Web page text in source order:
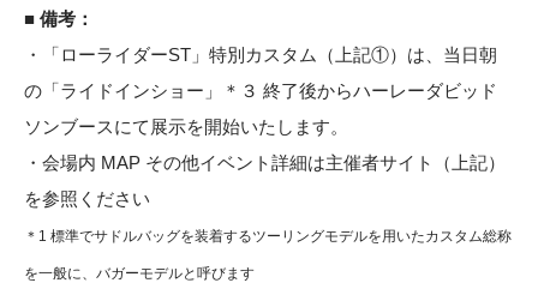
■ 備考：
・「ローライダーST」特別カスタム（上記①）は、当日朝
の「ライドインショー」＊３ 終了後からハーレーダビッド
ソンブースにて展示を開始いたします。
・会場内 MAP その他イベント詳細は主催者サイト（上記）
を参照ください
＊1 標準でサドルバッグを装着するツーリングモデルを用いたカスタム総称
を一般に、バガーモデルと呼びます